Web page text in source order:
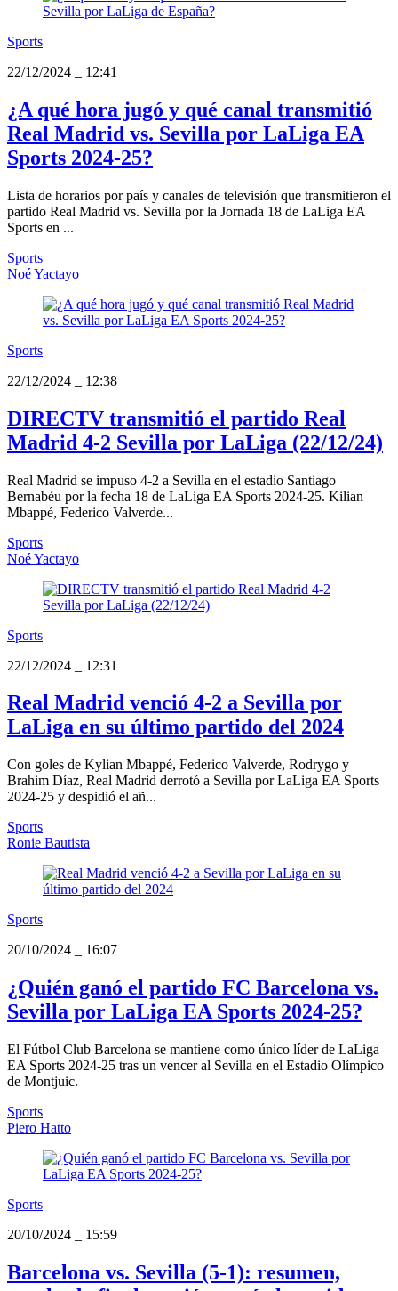
Sports
22/12/2024
12:41
¿A qué hora jugó y qué canal transmitió
Real Madrid vs. Sevilla por LaLiga EA
Sports 2024-25?
Lista de horarios por país y canales de televisión que transmitieron el
partido Real Madrid vs. Sevilla por la Jornada 18 de LaLiga EA
Sports en ...
Sports
Noé Yactayo
Sports
22/12/2024
12:38
DIRECTV transmitió el partido Real
Madrid 4-2 Sevilla por LaLiga (22/12/24)
Real Madrid se impuso 4-2 a Sevilla en el estadio Santiago
Bernabéu por la fecha 18 de LaLiga EA Sports 2024-25. Kilian
Mbappé, Federico Valverde...
Sports
Noé Yactayo
Sports
22/12/2024
12:31
Real Madrid venció 4-2 a Sevilla por
LaLiga en su último partido del 2024
Con goles de Kylian Mbappé, Federico Valverde, Rodrygo y
Brahim Díaz, Real Madrid derrotó a Sevilla por LaLiga EA Sports
2024-25 y despidió el añ...
Sports
Ronie Bautista
Sports
20/10/2024
16:07
¿Quién ganó el partido FC Barcelona vs.
Sevilla por LaLiga EA Sports 2024-25?
El Fútbol Club Barcelona se mantiene como único líder de LaLiga
EA Sports 2024-25 tras un vencer al Sevilla en el Estadio Olímpico
de Montjuic.
Sports
Piero Hatto
Sports
20/10/2024
15:59
Barcelona vs. Sevilla (5-1): resumen,